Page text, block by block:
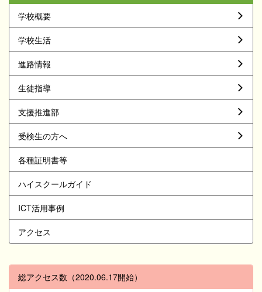
学校概要
学校生活
進路情報
生徒指導
支援推進部
受検生の方へ
各種証明書等
ハイスクールガイド
ICT活用事例
アクセス
総アクセス数（2020.06.17開始）